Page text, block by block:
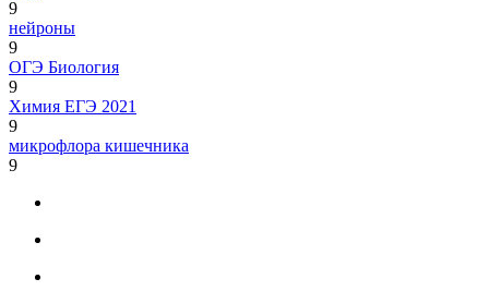
9
нейроны
9
ОГЭ Биология
9
Химия ЕГЭ 2021
9
микрофлора кишечника
9